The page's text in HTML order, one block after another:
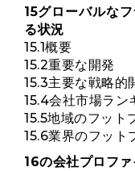
15グローバルな
る状況
15.1概要
15.2重要な開発
15.3主要な戦略的
15.4会社市場ラン
15.5地域のフット
15.6業界のフット
16の会社プロフ